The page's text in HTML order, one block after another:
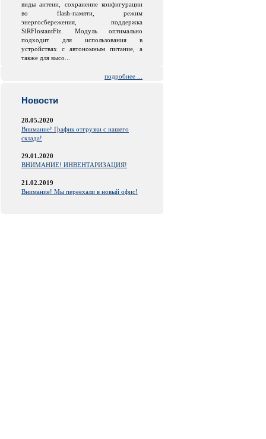
виды антенн, сохранение конфигурации
во flash-памяти, режим
энергосбережения, поддержка
SiRFInstantFiz. Модуль оптимально
подходит для использования в
устройствах с автономным питание, а
также для высо...
подробнее ...
Новости
28.05.2020
Внимание! График отгрузки с нашего
склада!
29.01.2020
ВНИМАНИЕ! ИНВЕНТАРИЗАЦИЯ!
21.02.2019
Внимание! Мы переехали в новый офис!